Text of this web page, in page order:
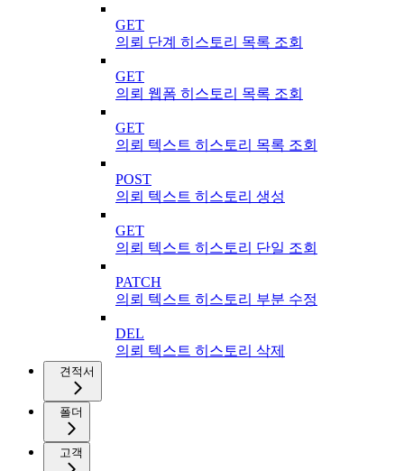
GET
의뢰 단계 히스토리 목록 조회
GET
의뢰 웹폼 히스토리 목록 조회
GET
의뢰 텍스트 히스토리 목록 조회
POST
의뢰 텍스트 히스토리 생성
GET
의뢰 텍스트 히스토리 단일 조회
PATCH
의뢰 텍스트 히스토리 부분 수정
DEL
의뢰 텍스트 히스토리 삭제
견적서
폴더
고객